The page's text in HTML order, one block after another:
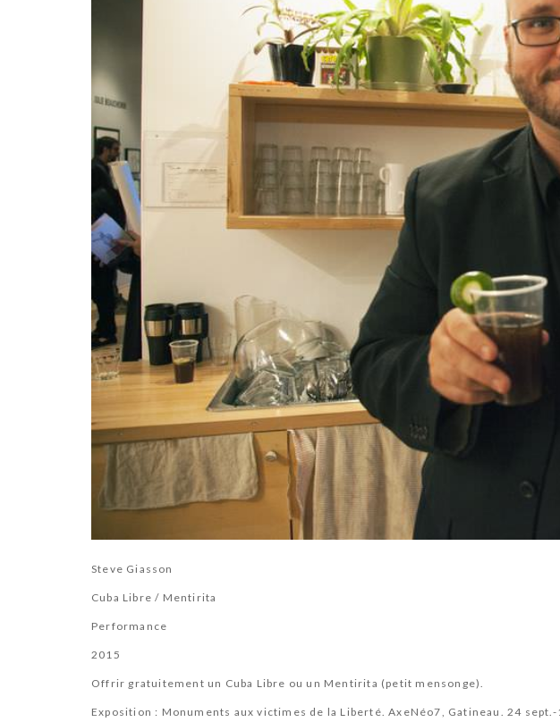
Steve Giasson
Cuba Libre / Mentirita
Performance
2015
Offrir gratuitement un Cuba Libre ou un Mentirita (petit mensonge).
Exposition : Monuments aux victimes de la Liberté. AxeNéo7, Gatineau. 24